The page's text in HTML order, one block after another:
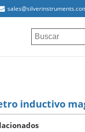
inductivo